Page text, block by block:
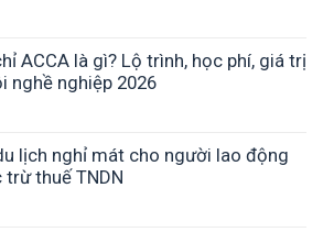
ACCA là gì? Lộ trình, học phí, giá trị
nghề nghiệp 2026
lịch nghỉ mát cho người lao động
thuế TNDN